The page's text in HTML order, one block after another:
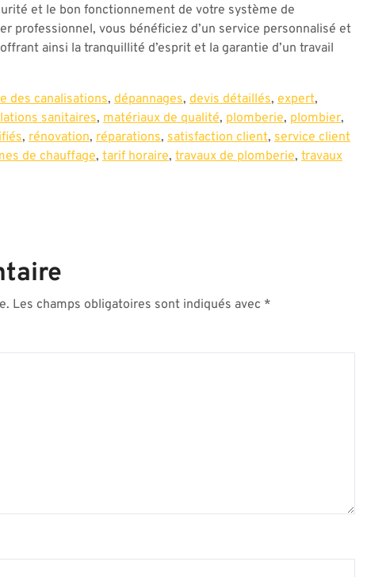
et le bon fonctionnement de votre système de
professionnel, vous bénéficiez d’un service personnalisé et
ainsi la tranquillité d’esprit et la garantie d’un travail
des canalisations, dépannages, devis détaillés, expert,
sanitaires, matériaux de qualité, plomberie, plombier,
, rénovation, réparations, satisfaction client, service client
de chauffage, tarif horaire, travaux de plomberie, travaux
Les champs obligatoires sont indiqués avec *